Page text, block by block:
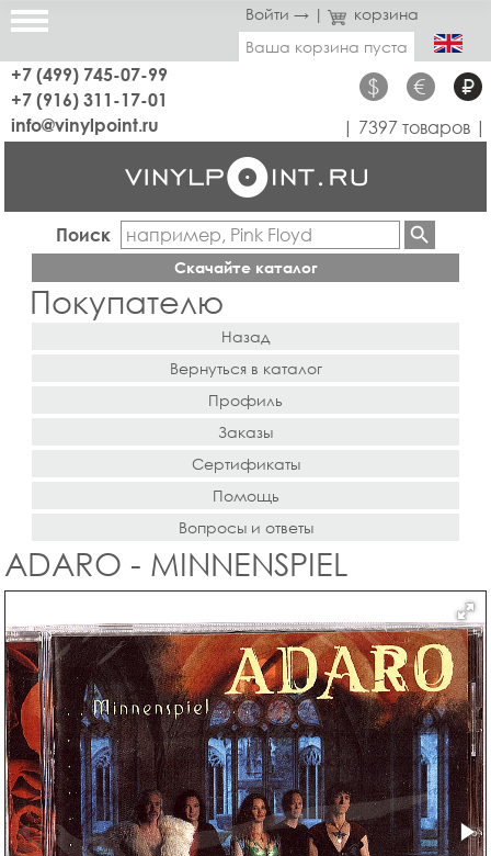
Войти → |
корзина
Ваша корзина пуста
+7 (499) 745-07-99
+7 (916) 311-17-01
$ € ₽
info@vinylpoint.ru | 7397 товаров |
Поиск
Скачайте каталог
Покупателю
Назад
Вернуться в каталог
Профиль
Заказы
Сертификаты
Помощь
Вопросы и ответы
ADARO - MINNENSPIEL